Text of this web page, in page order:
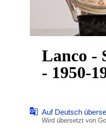
Lanco -
- 1950-
Auf Deutsch
Wird übersetzt von